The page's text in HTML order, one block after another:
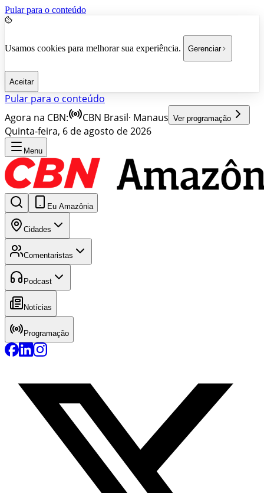
Pular para o conteúdo
Usamos cookies para melhorar sua experiência. Gerenciar
Aceitar
Pular para o conteúdo
Agora na CBN:
CBN Brasil· Manaus Ver programação
Quinta-feira, 6 de agosto de 2026
Menu
Eu Amazônia
Cidades
Comentaristas
Podcast
Notícias
Programação